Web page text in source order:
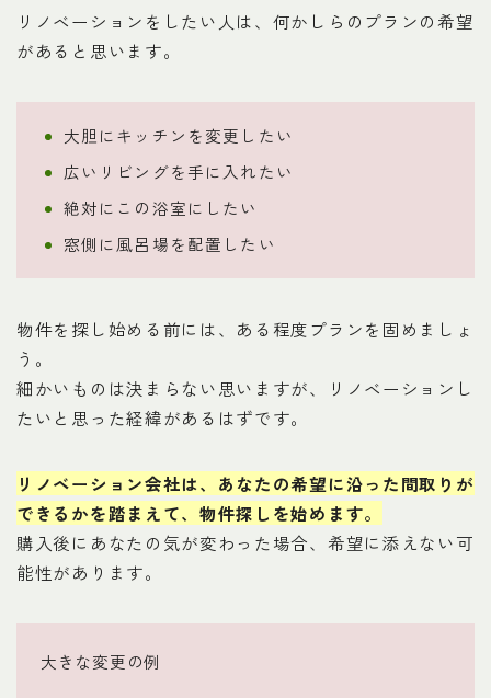
リノベーションをしたい人は、何かしらのプランの希望
があると思います。
大胆にキッチンを変更したい
広いリビングを手に入れたい
絶対にこの浴室にしたい
窓側に風呂場を配置したい
物件を探し始める前には、ある程度プランを固めましょ
う。
細かいものは決まらない思いますが、リノベーションし
たいと思った経緯があるはずです。
リノベーション会社は、あなたの希望に沿った間取りが
できるかを踏まえて、物件探しを始めます。
購入後にあなたの気が変わった場合、希望に添えない可
能性があります。
大きな変更の例